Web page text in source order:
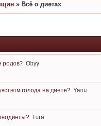
» Всё о диетах
родов? Obyy
голода на диете? Yanu
Tura